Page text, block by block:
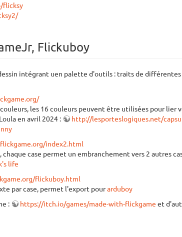
flicksy
Flickuboy
intégrant uen palette d'outils : traits de
les 16 couleurs peuvent être utilisées pour lier
en avril 2024 :
http://lesporteslogiques.net/
index2.html
chaque case permet un embranchement vers 2 autres
life
flickuboy.html
par case, permet l'export pourarduboy
:
https://itch.io/games/made-with-flickgame et